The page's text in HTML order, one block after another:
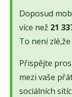
Doposud
více než 21
To není zlé,že
Přispějte
mezi vaše
sociálních